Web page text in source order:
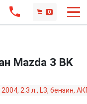
0
Mazda 3 BK